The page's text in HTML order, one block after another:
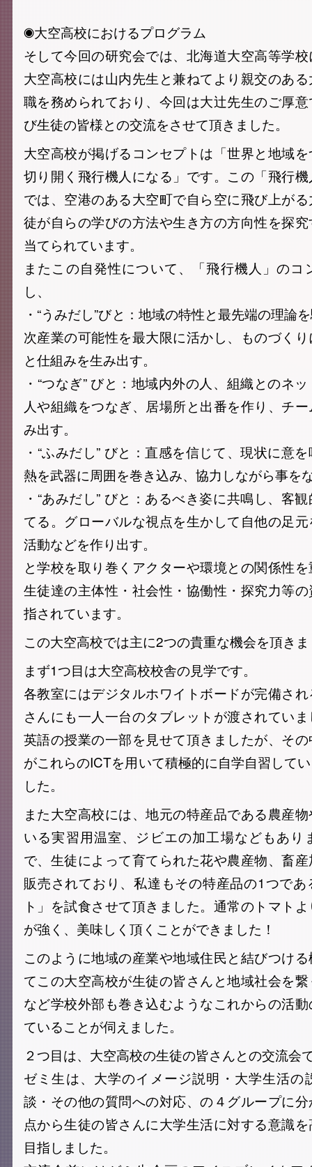
◉大空高校におけるプログラム
そして今回の研究会では、北海道大空高等学
大空高校には山内先生と兼ねてより親交のあ
職を務められており、今回は大辻先生のご厚
び生徒の皆様との交流をさせて頂きました。
大空高校が掲げるコンセプトは「世界と地域
切り開く飛行機人になる」です。この「飛行
では、空港のある大空町で自ら空に飛び上が
徒が自らの学びの方法や生き方の方向性を探
当てられています。
またこの自発性について、「飛行機人」のコ
し、
・“うみだし”びと：地域の特性と最先端の理論
次産業の可能性を最大限に活かし、ものづく
と仕組みを生み出す。
・“つなぎ” びと：地域内外の人、組織とのネ
人や組織をつなぎ、居場所と出番を作り、チ
み出す。
・“ふみだし” びと：直感を信じて、現状に意
熱を武器に周囲を巻き込み、協力しながら事を
・“あみだし” びと：あるべき姿に共鳴し、客
てる。グローバルな視点を生かして自他の足
活動などを作り出す。
と学校を取り巻くアクターや環境との関係性
生徒達の主体性・社会性・協働性・探究力等
指されています。
この大空高校では主に2つの貴重な機会を頂き
まず1つ目は大空高校校舎の見学です。
各教室にはデジタルホワイトボードが完備さ
さんにも一人一台のタブレットが渡されてい
英語の授業の一部を見せて頂きましたが、そ
がこれらのICTを用いて積極的に自学自習して
した。
また大空高校には、地元の特産品である農産
いる実習用温室、ジビエの加工場などもあり
で、生徒によって育てられた花や農産物、畜
販売されており、私達もその特産品の1つで
ト」を試食させて頂きました。通常のトマト
が強く、美味しく頂くことができました！
このように地域の産業や地域住民と結びつけ
てこの大空高校が生徒の皆さんと地域社会を
など学校外部も巻き込むようなこれからの活
ていることが伺えました。
２つ目は、大空高校の生徒の皆さんとの交流会
ゼミ生は、大学のイメージ説明・大学生活の
談・その他の質問への対応、の４グループに
点から生徒の皆さんに大学生活に対する意識
目指しました。